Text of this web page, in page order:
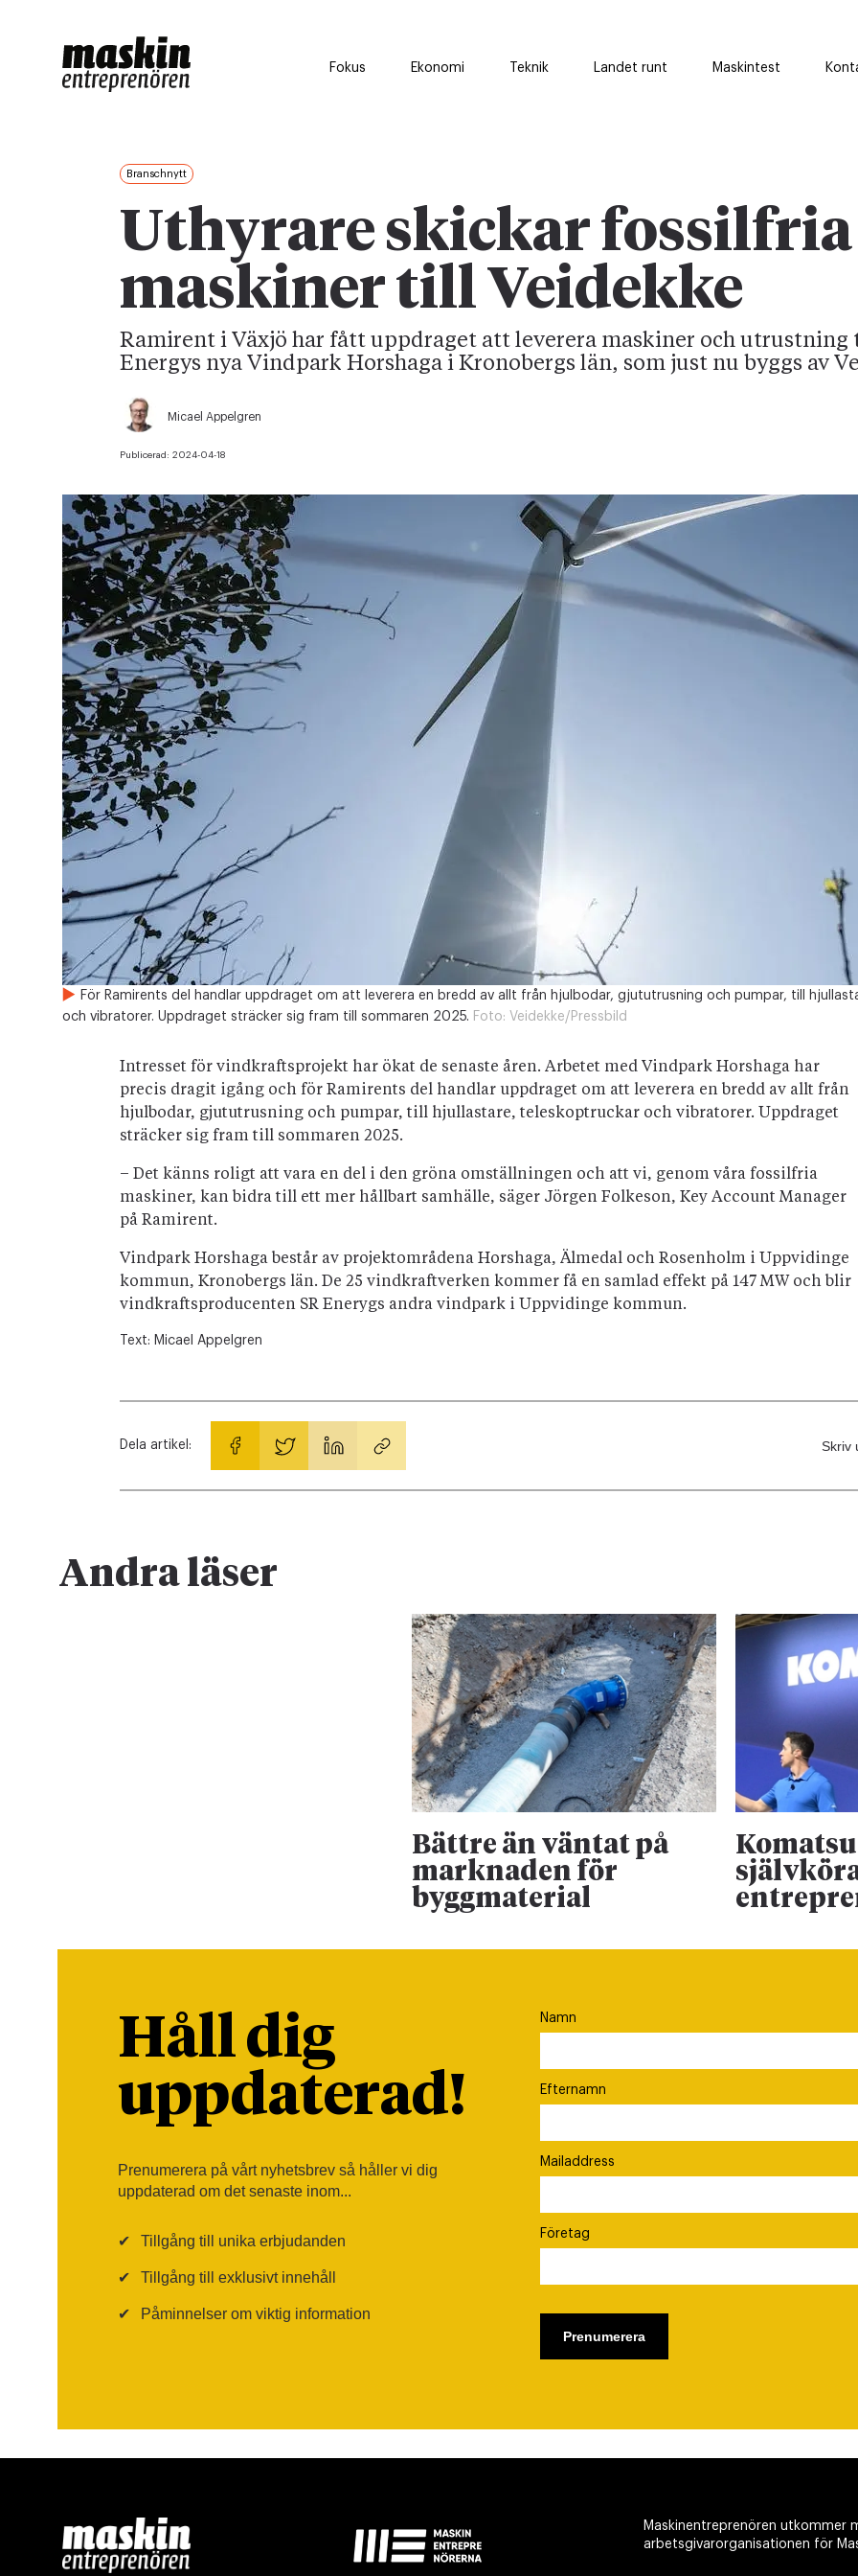
Fokus Ekonomi Teknik Landet runt Maskintest
Branschnytt
Uthyrare skickar fossilfria
maskiner till Veidekke
Ramirent i Växjö har fått uppdraget att leverera maskiner och utrustning
Energys nya Vindpark Horshaga i Kronobergs län, som just nu byggs av
Micael Appelgren
Publicerad: 2024-04-18
För Ramirents del handlar uppdraget om att leverera en bredd av allt från hjulbodar, gjututrusning och pumpar, till
och vibratorer. Uppdraget sträcker sig fram till sommaren 2025. Foto: Veidekke/Pressbild
Intresset för vindkraftsprojekt har ökat de senaste åren. Arbetet med Vindpark Horshaga har
precis dragit igång och för Ramirents del handlar uppdraget om att leverera en bredd av allt från
hjulbodar, gjututrusning och pumpar, till hjullastare, teleskoptruckar och vibratorer. Uppdraget
sträcker sig fram till sommaren 2025.
– Det känns roligt att vara en del i den gröna omställningen och att vi, genom våra fossilfria
maskiner, kan bidra till ett mer hållbart samhälle, säger Jörgen Folkeson, Key Account Manager
på Ramirent.
Vindpark Horshaga består av projektområdena Horshaga, Älmedal och Rosenholm i Uppvidinge
kommun, Kronobergs län. De 25 vindkraftverken kommer få en samlad effekt på 147 MW och blir
vindkraftsproducenten SR Enerygs andra vindpark i Uppvidinge kommun.
Text: Micael Appelgren
Dela artikel: Skriv
Andra läser
Bättre än väntat på
marknaden för
byggmaterial
Håll dig
uppdaterad!
Prenumerera på vårt nyhetsbrev så håller vi dig
uppdaterad om det senaste inom...
✔ Tillgång till unika erbjudanden
✔ Tillgång till exklusivt innehåll
✔ Påminnelser om viktig information
Namn
Efternamn
Mailaddress
Företag
Maskinentreprenören utkommer
arbetsgivarorganisationen för